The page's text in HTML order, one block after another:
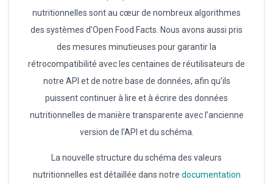
nutritionnelles sont au cœur de nombreux algorithmes
des systèmes d’Open Food Facts. Nous avons aussi pris
des mesures minutieuses pour garantir la
rétrocompatibilité avec les centaines de réutilisateurs de
notre API et de notre base de données, afin qu’ils
puissent continuer à lire et à écrire des données
nutritionnelles de manière transparente avec l’ancienne
version de l’API et du schéma.
La nouvelle structure du schéma des valeurs
nutritionnelles est détaillée dans notre documentation